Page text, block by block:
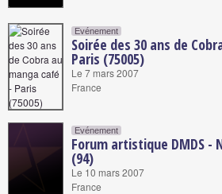
Evénement
Soirée des 30 ans de
Paris (75005)
Le 7 mars 2007
France
Evénement
Forum artistique DMDS -
(94)
Le 10 mars 2007
France